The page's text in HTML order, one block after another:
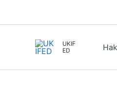
UKIF
ED